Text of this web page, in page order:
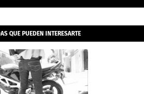
QUE PUEDEN INTERESARTE